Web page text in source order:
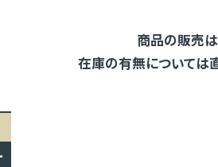
商品の販売は
在庫の有無については